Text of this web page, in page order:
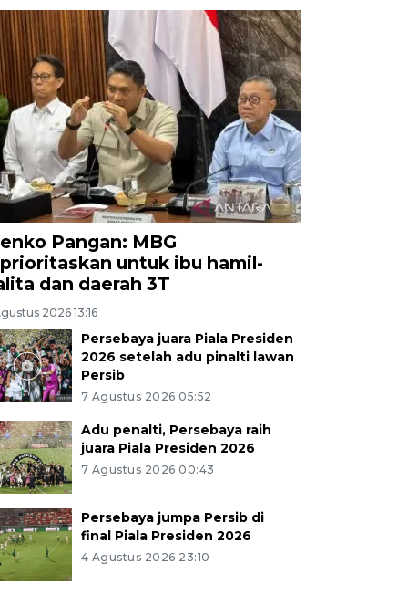
Pangan: MBG
untuk ibu hamil-
dan daerah 3T
2026 13:16
Persebaya juara Piala Presiden
2026 setelah adu pinalti lawan
Persib
7 Agustus 2026 05:52
Adu penalti, Persebaya raih
juara Piala Presiden 2026
7 Agustus 2026 00:43
Persebaya jumpa Persib di
final Piala Presiden 2026
4 Agustus 2026 23:10